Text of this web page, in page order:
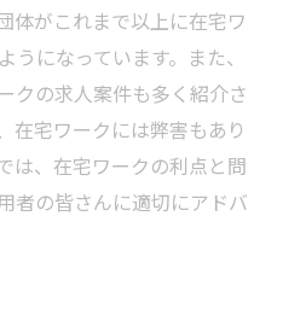
体がこれまで以上に在宅ワ
になっています。また、
クの求人案件も多く紹介さ
在宅ワークには弊害もあり
は、在宅ワークの利点と問
者の皆さんに適切にアドバ